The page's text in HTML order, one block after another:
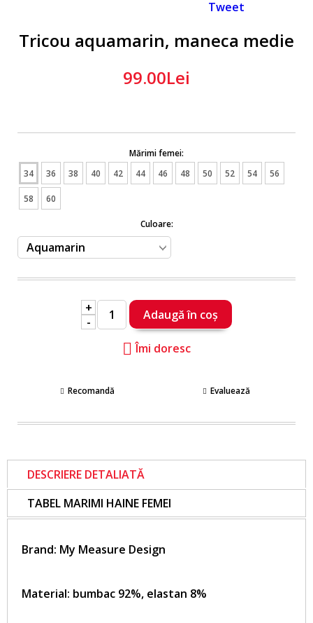
Tricou aquamarin, maneca medie
99.00Lei
Mărimi femei:
34
36 38 40 42 44 46 48 50 52 54 56
58 60
Culoare:
+
-
Îmi doresc
Recomandă Evaluează
Tweet
DESCRIERE DETALIATĂ
TABEL MARIMI HAINE FEMEI
Brand: My Measure Design
Material: bumbac 92%, elastan 8%